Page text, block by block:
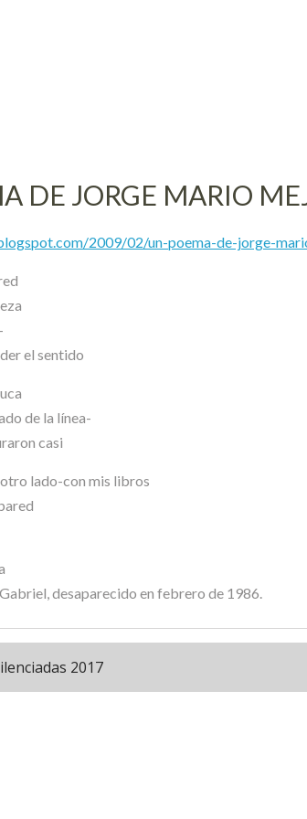
DE JORGE MARIO
2009/02/un-poema-de-jorge-
el sentido
de la línea-
casi
lado-con mis libros
desaparecido en febrero de 1986.
2017